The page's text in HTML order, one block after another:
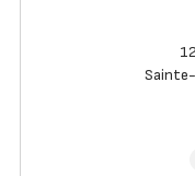
Sainte-